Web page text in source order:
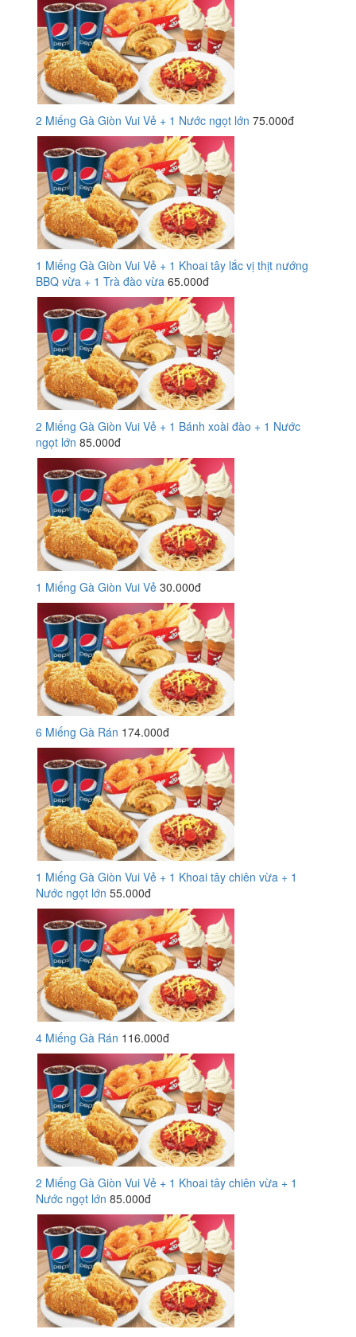
2 Miếng Gà Giòn Vui Vẻ + 1 Nước ngọt lớn 75.000đ
1 Miếng Gà Giòn Vui Vẻ + 1 Khoai tây lắc vị thịt nướng
BBQ vừa + 1 Trà đào vừa 65.000đ
2 Miếng Gà Giòn Vui Vẻ + 1 Bánh xoài đào + 1 Nước
ngọt lớn 85.000đ
1 Miếng Gà Giòn Vui Vẻ 30.000đ
6 Miếng Gà Rán 174.000đ
1 Miếng Gà Giòn Vui Vẻ + 1 Khoai tây chiên vừa + 1
Nước ngọt lớn 55.000đ
4 Miếng Gà Rán 116.000đ
2 Miếng Gà Giòn Vui Vẻ + 1 Khoai tây chiên vừa + 1
Nước ngọt lớn 85.000đ